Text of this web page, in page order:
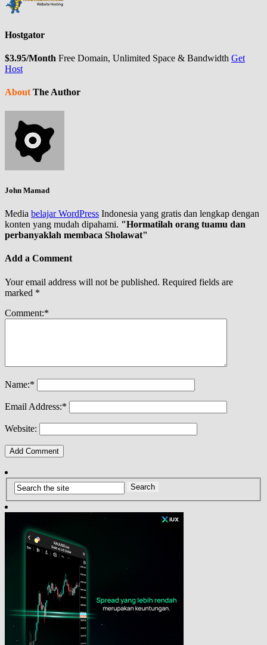
Hostgator
$3.95/Month Free Domain, Unlimited Space & Bandwidth Get
Host
AboutThe Author
John Mamad
Media belajar WordPress Indonesia yang gratis dan lengkap dengan
konten yang mudah dipahami. "Hormatilah orang tuamu dan
perbanyaklah membaca Sholawat"
Add a Comment
Your email address will not be published. Required fields are
marked *
Comment:*
Name:*
Email Address:*
Website: